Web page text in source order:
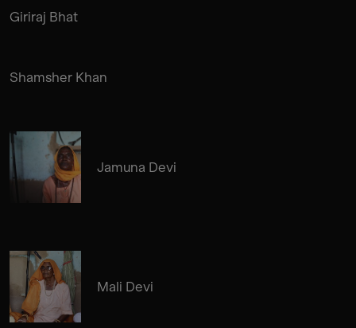
Giriraj Bhat
Shamsher Khan
Jamuna Devi
Mali Devi